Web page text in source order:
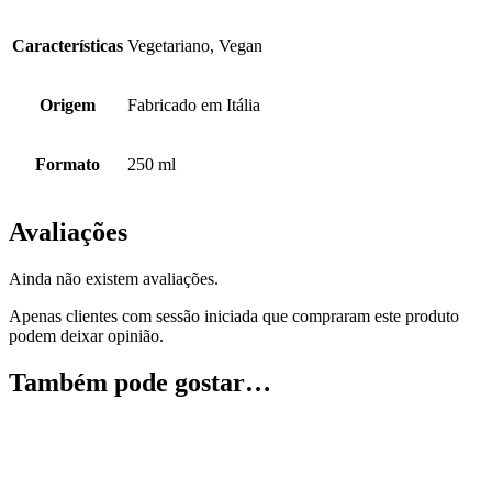
Características Vegetariano, Vegan
Origem Fabricado em Itália
Formato 250 ml
Avaliações
Ainda não existem avaliações.
Apenas clientes com sessão iniciada que compraram este produto
podem deixar opinião.
Também pode gostar…